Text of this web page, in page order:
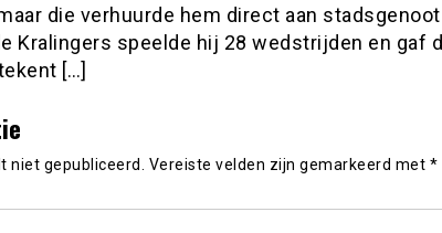
die verhuurde hem direct aan stadsgenoot
Kralingers speelde hij 28 wedstrijden en gaf
[…]
niet gepubliceerd. Vereiste velden zijn gemarkeerd met *